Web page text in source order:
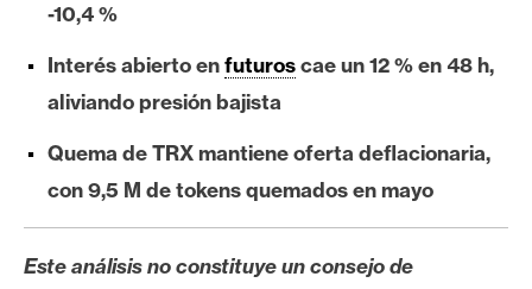
A
á
l
s
i
s
-10,4 %
Interés abierto enfuturoscae un 12 % en 48 h,
aliviando presión bajista
Quema de TRX mantiene oferta deflacionaria,
con 9,5 M de tokens quemados en mayo
Este análisis no constituye un consejo de